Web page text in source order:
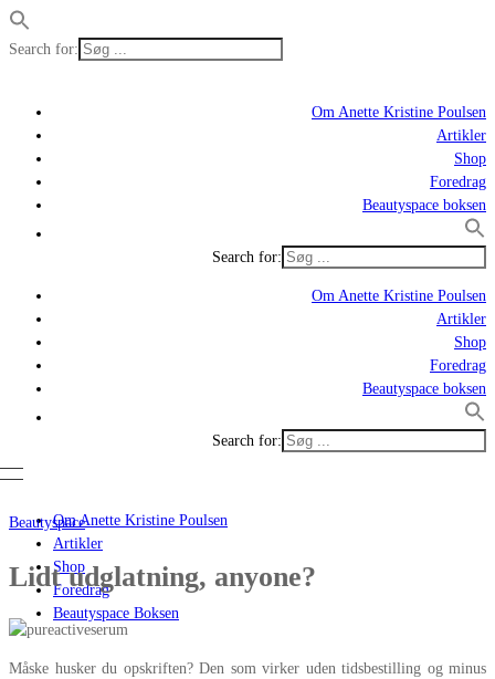
Search for:
Om Anette Kristine Poulsen
Artikler
Shop
Foredrag
Beautyspace boksen
Search for:
Om Anette Kristine Poulsen
Artikler
Shop
Foredrag
Beautyspace boksen
Search for:
Om Anette Kristine Poulsen
Artikler
Shop
Foredrag
Beautyspace Boksen
Beautyspace
Lidt udglatning, anyone?
Måske husker du opskriften? Den som virker uden tidsbestilling og minus